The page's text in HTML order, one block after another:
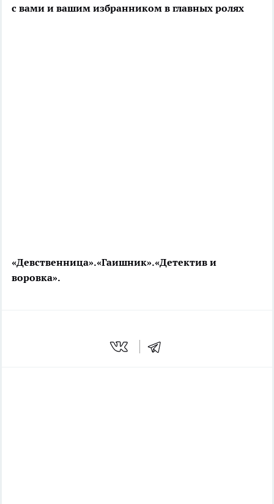
с вами и вашим избранником в главных ролях
«Девственница».«Гаишник».«Детектив и
воровка».